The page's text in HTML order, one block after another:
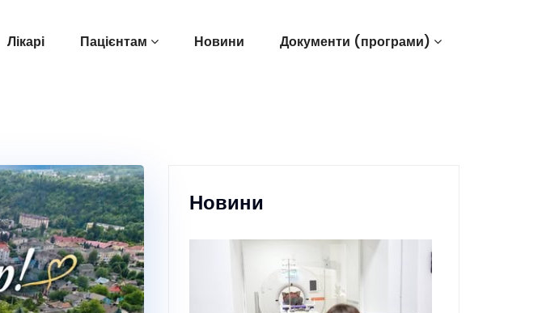
Лікарі Пацієнтам Новини Документи (програми)
Новини